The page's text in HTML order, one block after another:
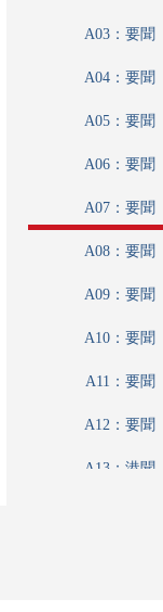
A03：要聞
A04：要聞
A05：要聞
A06：要聞
A07：要聞
A08：要聞
A09：要聞
A10：要聞
A11：要聞
A12：要聞
A13：港聞